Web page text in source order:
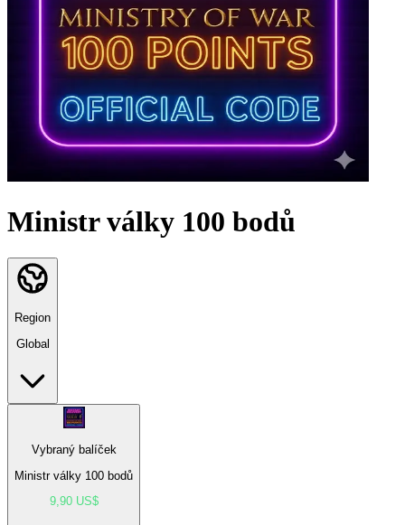
Ministr války 100 bodů
Region
Global
Vybraný balíček
Ministr války 100 bodů
9,90 US$